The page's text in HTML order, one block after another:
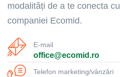
modalități de a te conecta
companiei Ecomid.
E-mail
office@ecomid.ro
Telefon marketing/vânzări